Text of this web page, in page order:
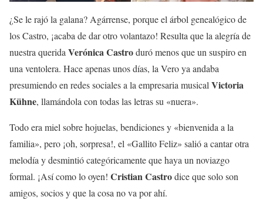
¿Se le rajó la galana? Agárrense, porque el árbol genealógico de
los Castro, ¡acaba de dar otro volantazo! Resulta que la alegría de
nuestra queridaVerónica Castroduró menos que un suspiro en
una ventolera. Hace apenas unos días, la Vero ya andaba
presumiendo en redes sociales a la empresaria musicalVictoria
Kühne, llamándola con todas las letras su «nuera».
Todo era miel sobre hojuelas, bendiciones y «bienvenida a la
familia», pero ¡oh, sorpresa!, el «Gallito Feliz» salió a cantar otra
melodía y desmintió categóricamente que haya un noviazgo
formal. ¡Así como lo oyen! Cristian Castrodice que solo son
amigos, socios y que la cosa no va por ahí.